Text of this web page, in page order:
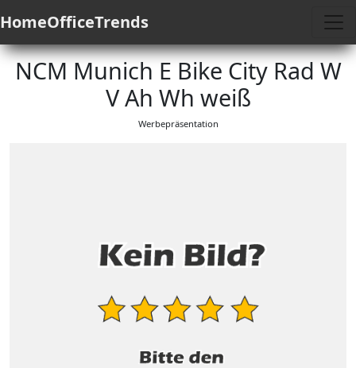
HomeOfficeTrends
NCM Munich E Bike City Rad W
V Ah Wh weiß
Werbepräsentation